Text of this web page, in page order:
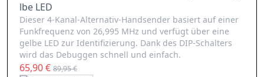
lbe LED
Dieser 4-Kanal-Alternativ-Handsender basiert auf einer
Funkfrequenz von 26,995 MHz und verfügt über eine
gelbe LED zur Identifizierung. Dank des DIP-Schalters
wird das Debuggen schnell und einfach.
65,90 € 89,95 €